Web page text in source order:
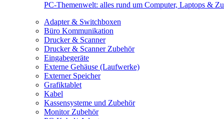
PC-Themenwelt: alles rund um Computer, Laptops &
Adapter & Switchboxen
Büro Kommunikation
Drucker & Scanner
Drucker & Scanner Zubehör
Eingabegeräte
Externe Gehäuse (Laufwerke)
Externer Speicher
Grafiktablet
Kabel
Kassensysteme und Zubehör
Monitor Zubehör